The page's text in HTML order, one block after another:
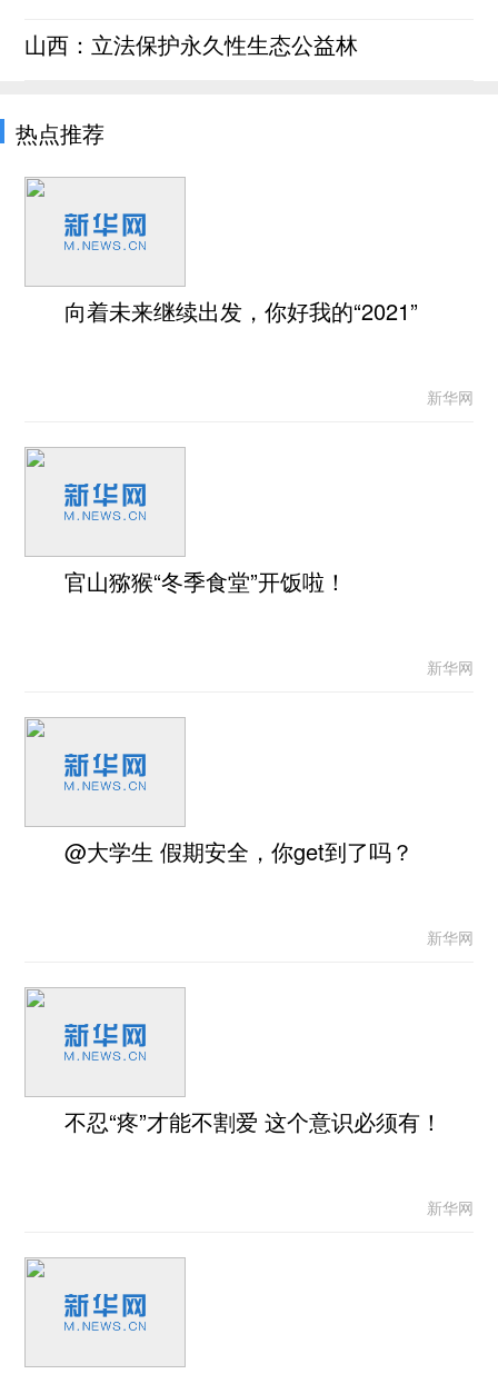
山西：立法保护永久性生态公益林
热点推荐
向着未来继续出发，你好我的“2021”
新华网
官山猕猴“冬季食堂”开饭啦！
新华网
@大学生 假期安全，你get到了吗？
新华网
不忍“疼”才能不割爱 这个意识必须有！
新华网